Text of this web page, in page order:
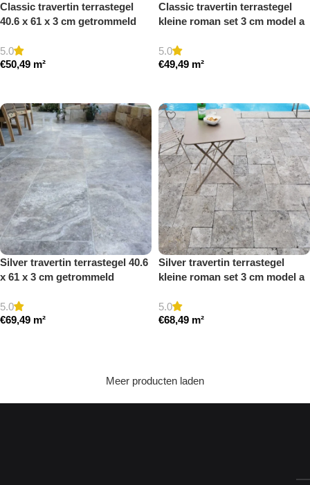
Classic travertin terrastegel
40.6 x 61 x 3 cm getrommeld
5.0
€50,49 m²
Classic travertin terrastegel
kleine roman set 3 cm model a
5.0
€49,49 m²
Silver travertin terrastegel 40.6
x 61 x 3 cm getrommeld
5.0
€69,49 m²
Silver travertin terrastegel
kleine roman set 3 cm model a
5.0
€68,49 m²
Meer producten laden